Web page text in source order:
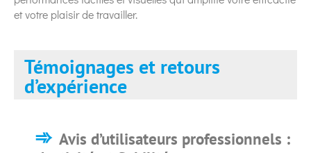
et votre plaisir de travailler.
Témoignages et retours
d’expérience
Avis d’utilisateurs professionnels :